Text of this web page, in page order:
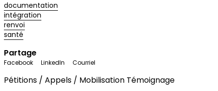
documentation
intégration
renvoi
santé
Partage
Facebook LinkedIn Courriel
Pétitions / Appels / Mobilisation Témoignage